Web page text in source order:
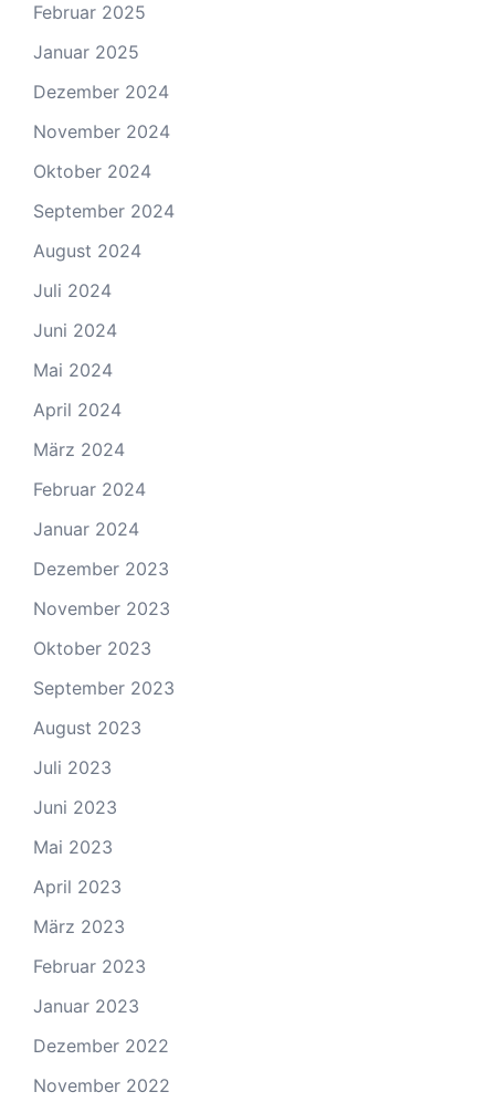
Februar 2025
Januar 2025
Dezember 2024
November 2024
Oktober 2024
September 2024
August 2024
Juli 2024
Juni 2024
Mai 2024
April 2024
März 2024
Februar 2024
Januar 2024
Dezember 2023
November 2023
Oktober 2023
September 2023
August 2023
Juli 2023
Juni 2023
Mai 2023
April 2023
März 2023
Februar 2023
Januar 2023
Dezember 2022
November 2022